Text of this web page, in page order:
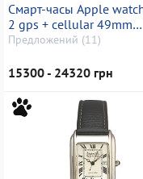
Смарт-часы Apple
2 gps + cellular 49mm
titanium case
Предложений (11)
15300 - 24320 грн